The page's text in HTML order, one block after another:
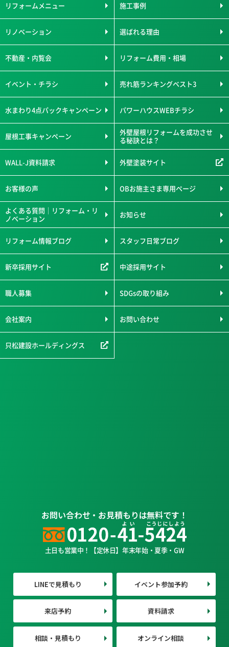
リフォームメニュー 施工事例
リノベーション 選ばれる理由
不動産・内覧会 リフォーム費用・相場
イベント・チラシ 売れ筋ランキングベスト3
水まわり4点パックキャンペーン パワーハウスWEBチラシ
屋根工事キャンペーン
外壁屋根リフォームを成功させ
る秘訣とは？
WALL-J資料請求 外壁塗装サイト
お客様の声 OBお施主さま専用ページ
よくある質問｜リフォーム・リ
ノベーション
お知らせ
リフォーム情報ブログ スタッフ日常ブログ
新卒採用サイト 中途採用サイト
職人募集 SDGsの取り組み
会社案内 お問い合わせ
只松建設ホールディングス
お問い合わせ・お見積もりは無料です！
土日も営業中！【定休日】年末年始・夏季・GW
LINEで見積もり イベント参加予約
来店予約 資料請求
相談・見積もり オンライン相談